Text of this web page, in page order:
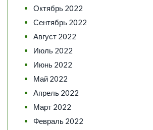
Октябрь 2022
Сентябрь 2022
Август 2022
Июль 2022
Июнь 2022
Май 2022
Апрель 2022
Март 2022
Февраль 2022